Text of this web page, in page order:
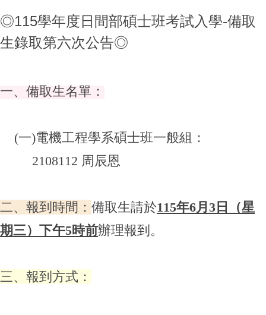
◎115學年度日間部碩士班考試入學-備取
生錄取第六次公告◎
一、備取生名單：
(一)電機工程學系碩士班一般組：
2108112 周辰恩
二、報到時間： 備取生請於115年6月3日（星
期三）下午5時前辦理報到。
三、報到方式：